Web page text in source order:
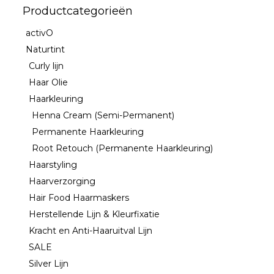
Productcategorieën
activO
Naturtint
Curly lijn
Haar Olie
Haarkleuring
Henna Cream (Semi-Permanent)
Permanente Haarkleuring
Root Retouch (Permanente Haarkleuring)
Haarstyling
Haarverzorging
Hair Food Haarmaskers
Herstellende Lijn & Kleurfixatie
Kracht en Anti-Haaruitval Lijn
SALE
Silver Lijn